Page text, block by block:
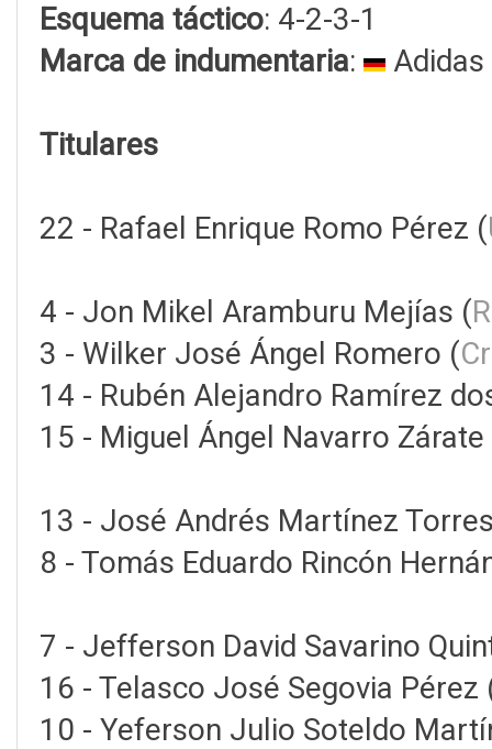
Esquema táctico: 4-2-3-1
Marca de indumentaria: Adidas
Titulares
22 - Rafael Enrique Romo Pérez (
4 - Jon Mikel Aramburu Mejías (
3 - Wilker José Ángel Romero (
14 - Rubén Alejandro Ramírez
15 - Miguel Ángel Navarro Zárate
13 - José Andrés Martínez
8 - Tomás Eduardo Rincón
7 - Jefferson David Savarino
16 - Telasco José Segovia Pérez
10 - Yeferson Julio Soteldo